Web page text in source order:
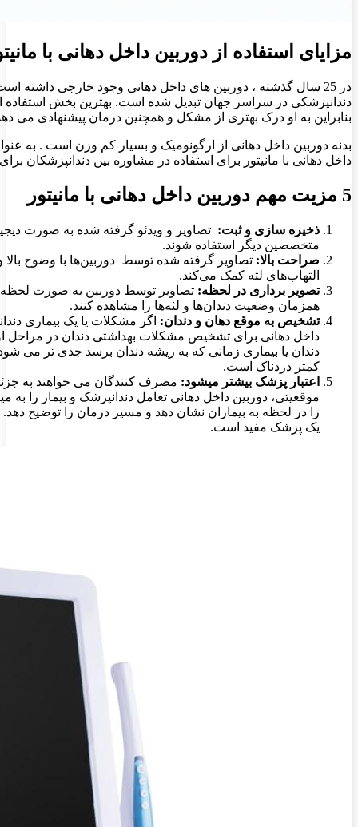
مزایای استفاده از دوربین داخل دهانی با
در 25 سال گذشته ، دوربین های داخل دهانی وجود خارجی داشته‌
دندانپزشکی در سراسر جهان تبدیل شده‌ است. بهترین بخش استفاده
بنابراین به او درک بهتری از مشکل و همچنین درمان پیشنهادی می
بدنه دوربین داخل دهانی از ارگونومیک و بسیار کم وزن است . به
داخل دهانی با مانیتور برای استفاده در مشاوره بین دندانپزشکان
5 مزیت مهم دوربین داخل دهانی با مانیتور
ذخیره سازی و ثبت: تصاویر و ویدئو گرفته شده به صورت
متخصصین دیگر استفاده شوند.
صراحت بالا: تصاویر گرفته شده توسط دوربین‌ها با وضوح
التهاب‌های لثه کمک می‌کند.
تصویر برداری در لحظه: تصاویر توسط دوربین به صورت لحظه
همزمان وضعیت دندان‌ها و لثه‌ها را مشاهده کنند.
تشخیص به موقع دهان و دندان: اگر مشکلات یا یک بیماری
داخل دهانی برای تشخیص مشکلات بهداشتی دندان در مراحل
دندان یا بیماری زمانی که به ریشه دندان برسد جدی تر می
کمتر دردناک است.
اعتبار پزشک بیشتر میشود: مصرف کنندگان می خواهند به
موقعیتی، دوربین داخل دهانی تعامل دندانپزشک و بیمار را
را در لحظه به بیماران نشان دهد و مسیر درمان را توضیح
یک پزشک مفید است.